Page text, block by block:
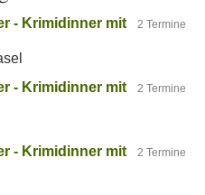
2 Termine
- Krimidinner mit
2 Termine
- Krimidinner mit
2 Termine
- Krimidinner mit